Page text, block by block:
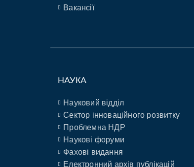
Вакансії
НАУКА
Науковий відділ
Сектор інноваційного розвитку
Проблемна НДР
Наукові форуми
Фахові видання
Електронний архів публікацій